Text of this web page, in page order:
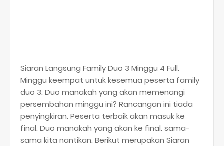
Siaran Langsung Family Duo 3 Minggu 4 Full.
Minggu keempat untuk kesemua peserta family
duo 3. Duo manakah yang akan memenangi
persembahan minggu ini? Rancangan ini tiada
penyingkiran. Peserta terbaik akan masuk ke
final. Duo manakah yang akan ke final. sama-
sama kita nantikan. Berikut merupakan Siaran